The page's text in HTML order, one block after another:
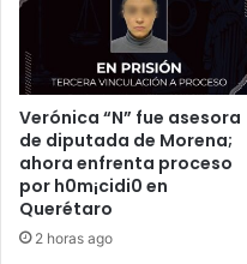
Verónica “N” fue asesora
de diputada de Morena;
ahora enfrenta proceso
por h0m¡cidi0 en
Querétaro
2 horas ago